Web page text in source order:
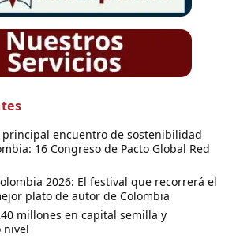
principal encuentro de sostenibilidad
16 Congreso de Pacto Global Red
2026: El festival que recorrerá el
plato de autor de Colombia
millones en capital semilla y
nivel